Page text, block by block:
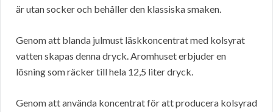
är utan socker och behåller den klassiska smaken.
Genom att blanda julmust läskkoncentrat med kolsyrat
vatten skapas denna dryck. Aromhuset erbjuder en
lösning som räcker till hela 12,5 liter dryck.
Genom att använda koncentrat för att producera kolsyrad